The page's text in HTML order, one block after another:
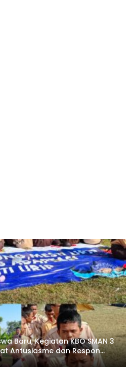
Baru, Kegiatan KBO SMAN 3
Antusiasme dan Respon